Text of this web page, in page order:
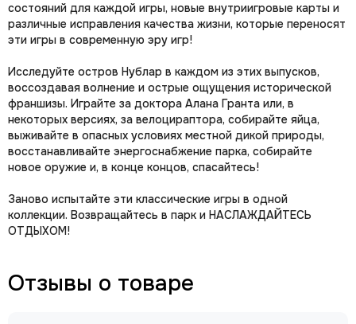
состояний для каждой игры, новые внутриигровые карты и
различные исправления качества жизни, которые переносят
эти игры в современную эру игр!
Исследуйте остров Нублар в каждом из этих выпусков,
воссоздавая волнение и острые ощущения исторической
франшизы. Играйте за доктора Алана Гранта или, в
некоторых версиях, за велоцираптора, собирайте яйца,
выживайте в опасных условиях местной дикой природы,
восстанавливайте энергоснабжение парка, собирайте
новое оружие и, в конце концов, спасайтесь!
Заново испытайте эти классические игры в одной
коллекции. Возвращайтесь в парк и НАСЛАЖДАЙТЕСЬ
ОТДЫХОМ!
Отзывы о товаре